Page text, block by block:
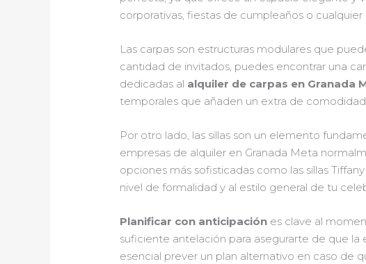
corporativas, fiestas de cumpleaños o
Las carpas son estructuras modulares que
cantidad de invitados, puedes encontrar una
dedicadas al alquiler de carpas en Granada
temporales que añaden un extra de
Por otro lado, las sillas son un elemento
empresas de alquiler en Granada Meta
opciones más sofisticadas como las sillas
nivel de formalidad y al estilo general de tu
Planificar con anticipación es clave al
suficiente antelación para asegurarte de que
esencial prever un plan alternativo en caso de